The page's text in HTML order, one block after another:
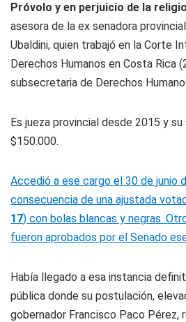
Próvolo y en perjuicio de la
asesora de la ex senadora
Ubaldini, quien trabajó en la Corte
Derechos Humanos en Costa Rica
subsecretaria de Derechos
Es jueza provincial desde 2015 y
$150.000.
Accedió a ese cargo el 30 de junio
consecuencia de una ajustada
17) con bolas blancas y negras.
fueron aprobados por el Senado
Había llegado a esa instancia
pública donde su postulación,
gobernador Francisco Paco Pérez,